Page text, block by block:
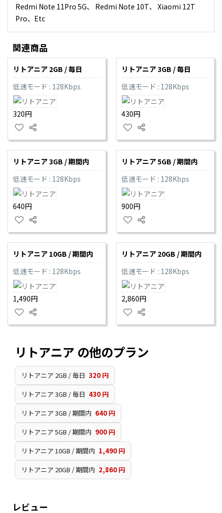
Redmi Note 11Pro 5G、 Redmi Note 10T、 Xiaomi 12T
Pro、Etc
関連商品
リトアニア 2GB / 毎日
低速モード : 128Kbps
320円
リトアニア 3GB / 毎日
低速モード : 128Kbps
430円
リトアニア 3GB / 期間内
低速モード : 128Kbps
640円
リトアニア 5GB / 期間内
低速モード : 128Kbps
900円
リトアニア 10GB / 期間内
低速モード : 128Kbps
1,490円
リトアニア 20GB / 期間内
低速モード : 128Kbps
2,860円
リトアニア の他のプラン
リトアニア 2GB / 毎日 320 円
リトアニア 3GB / 毎日 430 円
リトアニア 3GB / 期間内 640 円
リトアニア 5GB / 期間内 900 円
リトアニア 10GB / 期間内 1,490 円
リトアニア 20GB / 期間内 2,860 円
レビュー